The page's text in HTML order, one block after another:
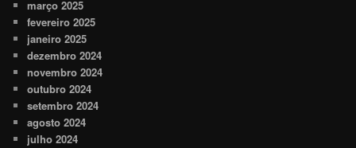
março 2025
fevereiro 2025
janeiro 2025
dezembro 2024
novembro 2024
outubro 2024
setembro 2024
agosto 2024
julho 2024